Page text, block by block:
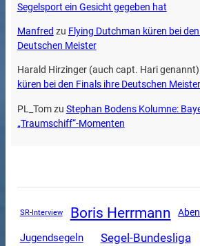
Segelsport ein Gesicht gegeben hat
Manfred zu Flying Dutchman küren bei
Deutschen Meister
Harald Hirzinger (auch capt. Hari genannt)
küren bei den Finals ihre Deutschen Meister
PL_Tomzu Stephan Bodens Kolumne:
„Traumschiff“-Momenten
SR-Interview Boris Herrmann
Jugendsegeln Segel-Bundesliga